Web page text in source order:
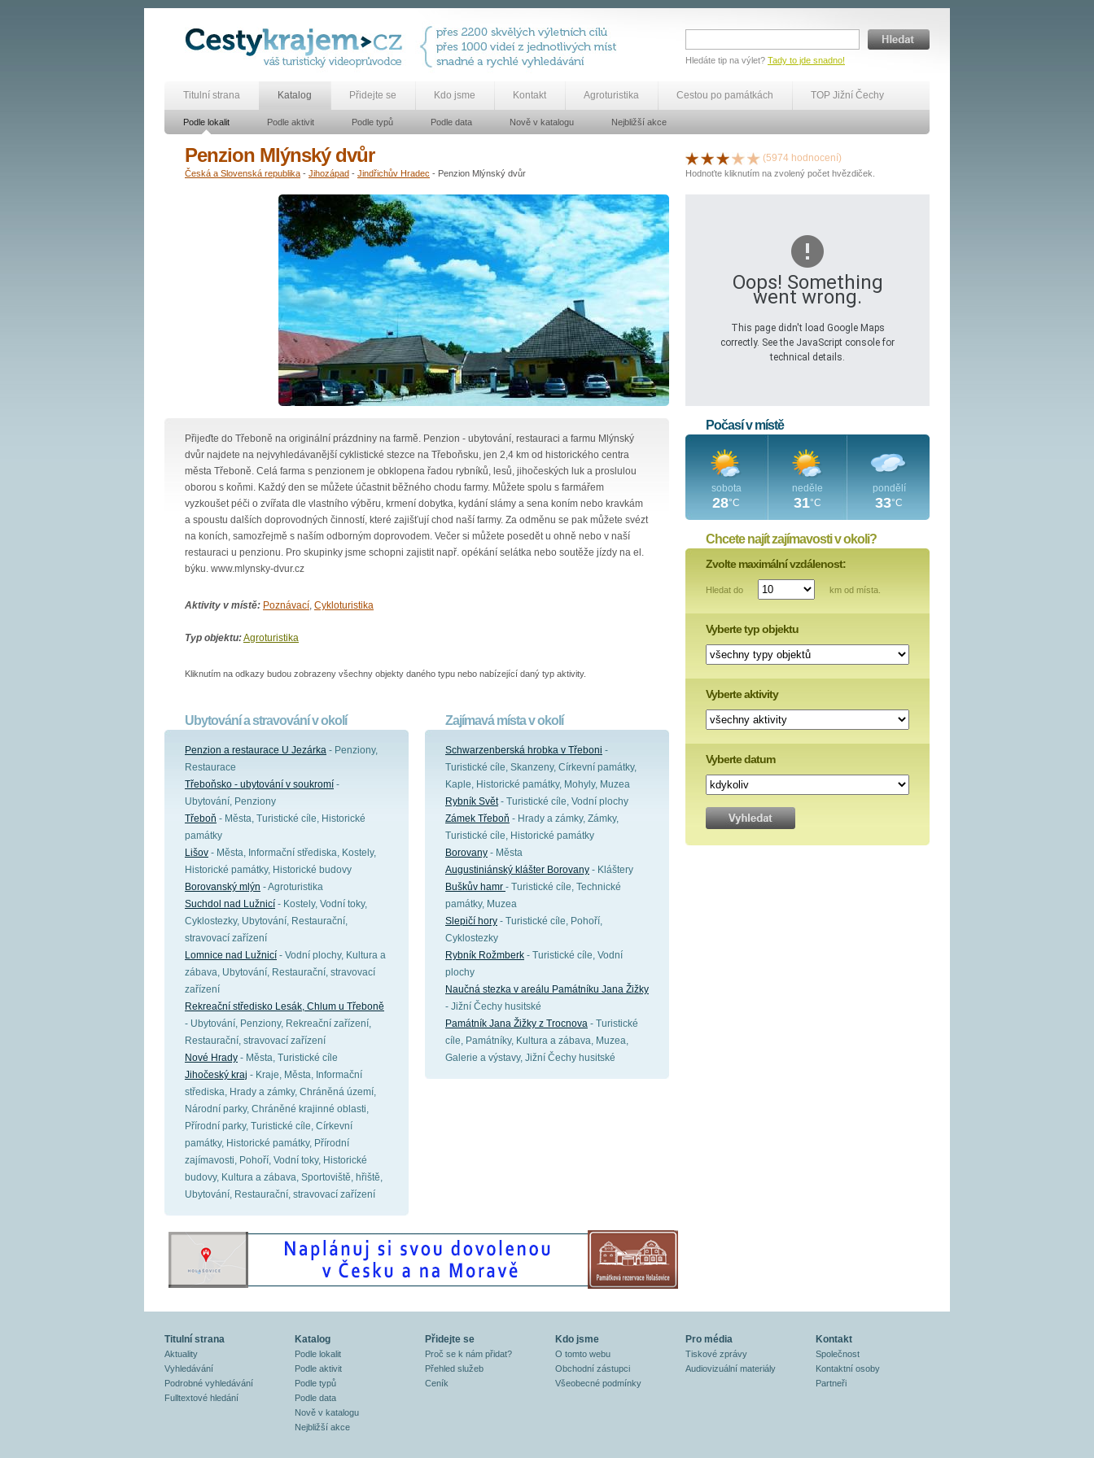
Hledáte tip na výlet? Tady to jde snadno!
Titulní strana Katalog Přidejte se Kdo jsme Kontakt Agroturistika Cestou po památkách TOP Jižní Čechy
Podle lokalit Podle aktivit Podle typů Podle data Nově v katalogu Nejbližší akce
Penzion Mlýnský dvůr
Česká a Slovenská republika - Jihozápad - Jindřichův Hradec - Penzion Mlýnský dvůr
Přijeďte do Třeboně na originální prázdniny na farmě. Penzion - ubytování, restauraci a farmu Mlýnský
dvůr najdete na nejvyhledávanější cyklistické stezce na Třeboňsku, jen 2,4 km od historického centra
města Třeboně. Celá farma s penzionem je obklopena řadou rybníků, lesů, jihočeských luk a proslulou
oborou s koňmi. Každý den se můžete účastnit běžného chodu farmy. Můžete spolu s farmářem
vyzkoušet péči o zvířata dle vlastního výběru, krmení dobytka, kydání slámy a sena koním nebo kravkám
a spoustu dalších doprovodných činností, které zajišťují chod naší farmy. Za odměnu se pak můžete svézt
na koních, samozřejmě s naším odborným doprovodem. Večer si můžete posedět u ohně nebo v naší
restauraci u penzionu. Pro skupinky jsme schopni zajistit např. opékání selátka nebo soutěže jízdy na el.
býku. www.mlynsky-dvur.cz
Aktivity v místě: Poznávací, Cykloturistika
Typ objektu:Agroturistika
Kliknutím na odkazy budou zobrazeny všechny objekty daného typu nebo nabízející daný typ aktivity.
Ubytování a stravování v okolí
Penzion a restaurace U Jezárka - Penziony,
Restaurace
Třeboňsko - ubytování v soukromí -
Ubytování, Penziony
Třeboň - Města, Turistické cíle, Historické
památky
Lišov - Města, Informační střediska, Kostely,
Historické památky, Historické budovy
Borovanský mlýn - Agroturistika
Suchdol nad Lužnicí - Kostely, Vodní toky,
Cyklostezky, Ubytování, Restaurační,
stravovací zařízení
Lomnice nad Lužnicí - Vodní plochy, Kultura a
zábava, Ubytování, Restaurační, stravovací
zařízení
Rekreační středisko Lesák, Chlum u Třeboně
- Ubytování, Penziony, Rekreační zařízení,
Restaurační, stravovací zařízení
Nové Hrady - Města, Turistické cíle
Jihočeský kraj - Kraje, Města, Informační
střediska, Hrady a zámky, Chráněná území,
Národní parky, Chráněné krajinné oblasti,
Přírodní parky, Turistické cíle, Církevní
památky, Historické památky, Přírodní
zajímavosti, Pohoří, Vodní toky, Historické
budovy, Kultura a zábava, Sportoviště, hřiště,
Ubytování, Restaurační, stravovací zařízení
Zajímavá místa v okolí
Schwarzenberská hrobka v Třeboni -
Turistické cíle, Skanzeny, Církevní památky,
Kaple, Historické památky, Mohyly, Muzea
Rybník Svět- Turistické cíle, Vodní plochy
Zámek Třeboň - Hrady a zámky, Zámky,
Turistické cíle, Historické památky
Borovany - Města
Augustiniánský klášter Borovany - Kláštery
Buškův hamr - Turistické cíle, Technické
památky, Muzea
Slepičí hory - Turistické cíle, Pohoří,
Cyklostezky
Rybník Rožmberk - Turistické cíle, Vodní
plochy
Naučná stezka v areálu Památníku Jana Žižky
- Jižní Čechy husitské
Památník Jana Žižky z Trocnova - Turistické
cíle, Památníky, Kultura a zábava, Muzea,
Galerie a výstavy, Jižní Čechy husitské
(5974 hodnocení)
Hodnoťte kliknutím na zvolený počet hvězdiček.
Oops! Something
went wrong.
This page didn't load Google Maps
correctly. See the JavaScript console for
technical details.
Počasí v místě
sobota
28°C
neděle
31°C
pondělí
33°C
Chcete najít zajímavosti v okoli?
Zvolte maximální vzdálenost:
Hledat do km od místa.
Vyberte typ objektu
Vyberte aktivity
Vyberte datum
Titulní strana
Aktuality
Vyhledávání
Podrobné vyhledávání
Fulltextové hledání
Katalog
Podle lokalit
Podle aktivit
Podle typů
Podle data
Nově v katalogu
Nejbližší akce
Přidejte se
Proč se k nám přidat?
Přehled služeb
Ceník
Kdo jsme
O tomto webu
Obchodní zástupci
Všeobecné podmínky
Pro média
Tiskové zprávy
Audiovizuální materiály
Kontakt
Společnost
Kontaktní osoby
Partneři